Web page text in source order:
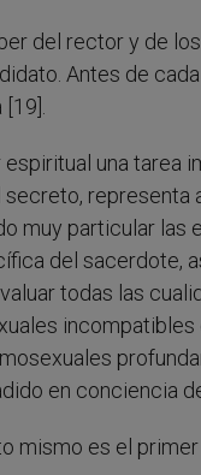
del rector y de
Antes de
una tarea
representa
muy particular las
del sacerdote,
todas las
en conciencia
mismo es el